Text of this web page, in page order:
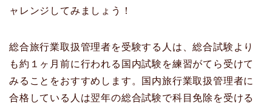
ャレンジしてみましょう！
総合旅行業取扱管理者を受験する人は、総合試験より
も約１ヶ月前に行われる国内試験を練習がてら受けて
みることをおすすめします。国内旅行業取扱管理者に
合格している人は翌年の総合試験で科目免除を受ける